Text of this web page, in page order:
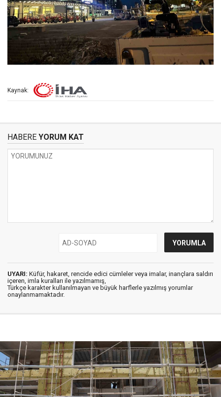
Kaynak:
HABERE YORUM KAT
UYARI: Küfür, hakaret, rencide edici cümleler veya imalar, inançlara saldırı
içeren, imla kuralları ile yazılmamış,
Türkçe karakter kullanılmayan ve büyük harflerle yazılmış yorumlar
onaylanmamaktadır.